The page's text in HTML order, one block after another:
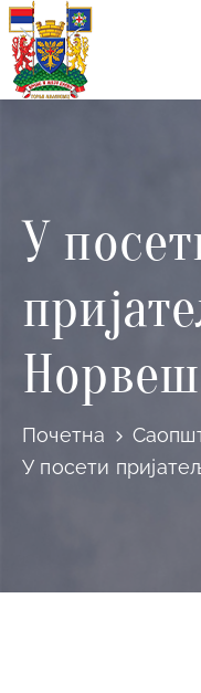
Насловна
Општинска
управа
Актуелности
Документа
Горњи
Милановац
У
Почетна
У посети